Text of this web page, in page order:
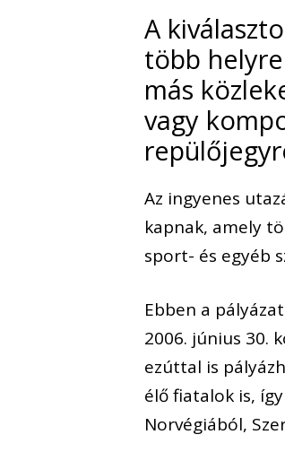
A
több
más
vagy
Az ingyenes
kapnak, amely
sport- és egyéb
Ebben a
2006. június 30.
ezúttal is
élő fiatalok is,
Norvégiából,